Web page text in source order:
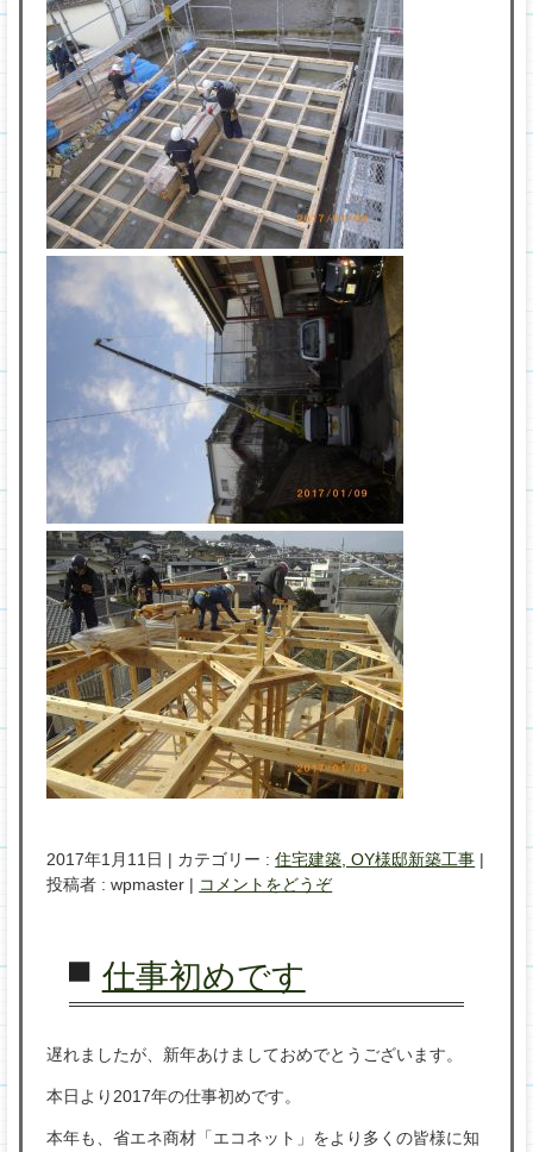
2017年1月11日 | カテゴリー :住宅建築, OY様邸新築工事 |
投稿者 : wpmaster | コメントをどうぞ
仕事初めです
遅れましたが、新年あけましておめでとうございます。
本日より2017年の仕事初めです。
本年も、省エネ商材「エコネット」をより多くの皆様に知